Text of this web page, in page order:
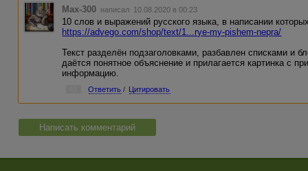
Max-300 написал 10.08.2020 в 00:23
10 слов и выражений русского языка, в написании
https://advego.com/shop/text/1...rye-my-pishem-nepra/
Текст разделён подзаголовками, разбавлен списками и
даётся понятное объяснение и прилагается картинка с
информацию.
Ответить / Цитировать
Написать комментарий